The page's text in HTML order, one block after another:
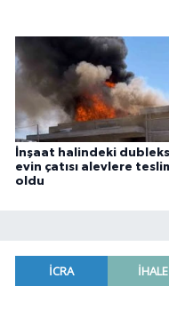
İnşaat halindeki dubleks
evin çatısı alevlere
oldu